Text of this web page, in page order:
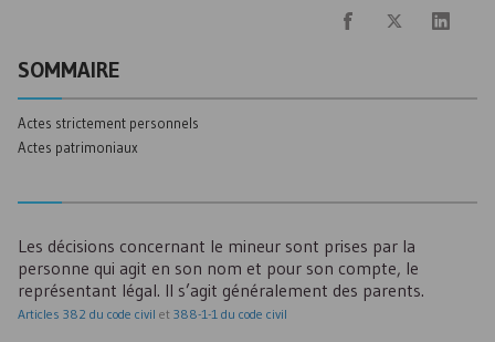
SOMMAIRE
Actes strictement personnels
Actes patrimoniaux
Les décisions concernant le mineur sont prises par la
personne qui agit en son nom et pour son compte, le
représentant légal. Il s’agit généralement des parents.
Articles 382 du code civil et 388-1-1 du code civil